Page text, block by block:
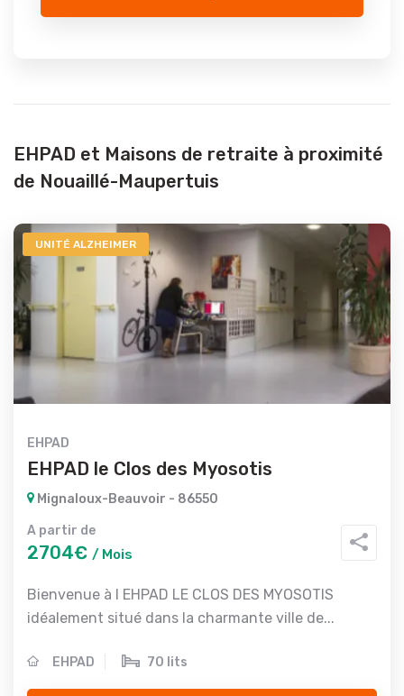
EHPAD et Maisons de retraite à proximité
de Nouaillé-Maupertuis
UNITÉ ALZHEIMER
EHPAD
EHPAD le Clos des Myosotis
Mignaloux-Beauvoir - 86550
A partir de
2704€ / Mois
Bienvenue à l EHPAD LE CLOS DES MYOSOTIS
idéalement situé dans la charmante ville de...
EHPAD 70 lits